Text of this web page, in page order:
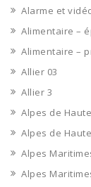
Alarme et
Alimentaire –
Alimentaire –
Allier 03
Allier 3
Alpes de
Alpes de
Alpes
Alpes